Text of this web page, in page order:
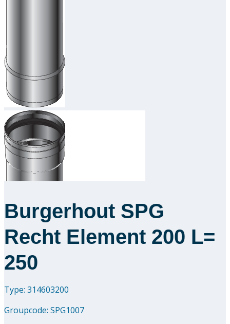
Burgerhout SPG
Recht Element 200 L=
250
Type: 314603200
Groupcode: SPG1007